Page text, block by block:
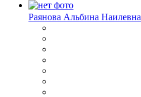
Раянова Альбина Наилевна